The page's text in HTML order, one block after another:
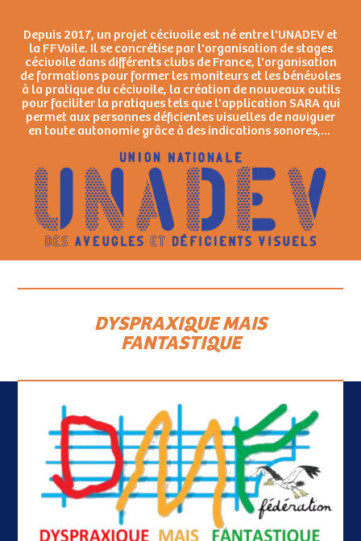
Depuis 2017, un projet cécivoile est né entre l'UNADEV et
la FFVoile. Il se concrétise par l'organisation de stages
cécivoile dans différents clubs de France, l'organisation
de formations pour former les moniteurs et les bénévoles
à la pratique du cécivoile, la création de nouveaux outils
pour faciliter la pratiques tels que l'application SARA qui
permet aux personnes déficientes visuelles de naviguer
en toute autonomie grâce à des indications sonores,...
DYSPRAXIQUE MAIS
FANTASTIQUE